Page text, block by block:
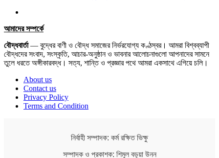
আমাদের সম্পর্কে
বৌদ্ধবার্তা— বুদ্ধের বাণী ও বৌদ্ধ সমাজের নির্ভরযোগ্য কণ্ঠস্বর। আমরা বিশ্বব্যাপী
বৌদ্ধদের সংবাদ, সংস্কৃতি, আচার-অনুষ্ঠান ও ভাবনার আলোচনাগুলো আপনাদের সামনে
তুলে ধরতে অঙ্গীকারবদ্ধ। সত্য, শান্তি ও প্রজ্ঞার পথে আমরা একসাথে এগিয়ে চলি।
About us
Contact us
Privacy Policy
Terms and Condition
নির্বাহী সম্পাদক: কর্ম রক্ষিত ভিক্ষু
সম্পাদক ও প্রকাশক: শিমুল বড়ুয়া উনন